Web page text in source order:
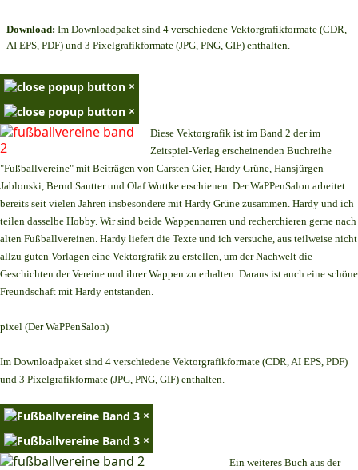
Download: Im Downloadpaket sind 4 verschiedene Vektorgrafikformate (CDR,
AI EPS, PDF) und 3 Pixelgrafikformate (JPG, PNG, GIF) enthalten.
×
×
Diese Vektorgrafik ist im Band 2 der im
Zeitspiel-Verlag erscheinenden Buchreihe
"Fußballvereine" mit Beiträgen von Carsten Gier, Hardy Grüne, Hansjürgen
Jablonski, Bernd Sautter und Olaf Wuttke erschienen. Der WaPPenSalon arbeitet
bereits seit vielen Jahren insbesondere mit Hardy Grüne zusammen. Hardy und ich
teilen dasselbe Hobby. Wir sind beide Wappennarren und recherchieren gerne nach
alten Fußballvereinen. Hardy liefert die Texte und ich versuche, aus teilweise nicht
allzu guten Vorlagen eine Vektorgrafik zu erstellen, um der Nachwelt die
Geschichten der Vereine und ihrer Wappen zu erhalten. Daraus ist auch eine schöne
Freundschaft mit Hardy entstanden.
pixel (Der WaPPenSalon)
Im Downloadpaket sind 4 verschiedene Vektorgrafikformate (CDR, AI EPS, PDF)
und 3 Pixelgrafikformate (JPG, PNG, GIF) enthalten.
×
×
Ein weiteres Buch aus der